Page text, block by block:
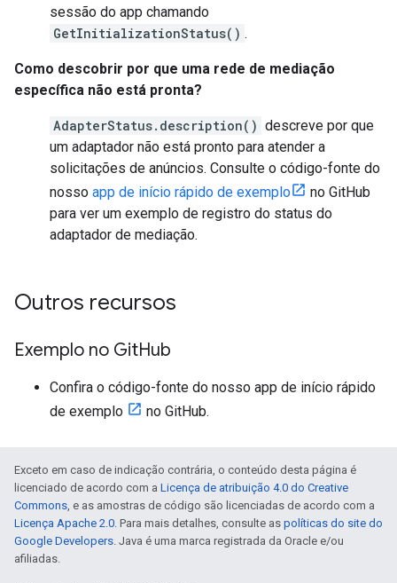
sessão do app chamando
GetInitializationStatus() .
Como descobrir por que uma rede de mediação
específica não está pronta?
AdapterStatus.description() descreve por que
um adaptador não está pronto para atender a
solicitações de anúncios. Consulte o código-fonte do
nosso app de início rápido de exemplo
no GitHub
para ver um exemplo de registro do status do
adaptador de mediação.
Outros recursos
Exemplo no GitHub
Confira o código-fonte do nosso app de início rápido
de exemplo
no GitHub.
Exceto em caso de indicação contrária, o conteúdo desta página é
licenciado de acordo com a Licença de atribuição 4.0 do Creative
Commons, e as amostras de código são licenciadas de acordo com a
Licença Apache 2.0. Para mais detalhes, consulte as políticas do site do
Google Developers. Java é uma marca registrada da Oracle e/ou
afiliadas.